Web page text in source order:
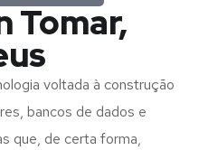
Tomar,
voltada à construção
bancos de dados e
que, de certa forma,